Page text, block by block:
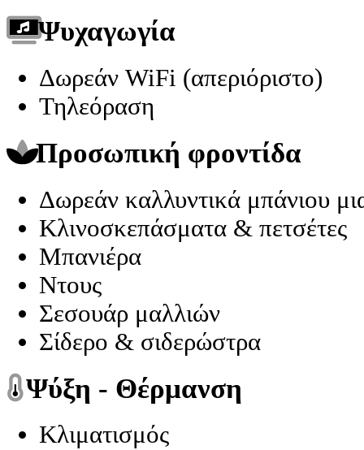
Ψυχαγωγία
Δωρεάν WiFi (απεριόριστο)
Τηλεόραση
Προσωπική φροντίδα
Δωρεάν καλλυντικά μπάνιου
Κλινοσκεπάσματα & πετσέτες
Μπανιέρα
Ντους
Σεσουάρ μαλλιών
Σίδερο & σιδερώστρα
Ψύξη - Θέρμανση
Κλιματισμός